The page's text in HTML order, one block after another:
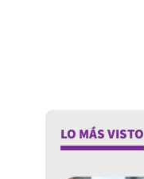
LO MÁS VISTO